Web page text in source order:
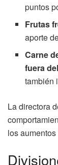
puntos
Frutas
aporte
Carne
fuera
también
La directora
los